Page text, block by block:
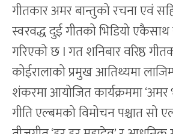
गीतकार अमर बान्तुको रचना एवं
स्वरवद्ध दुई गीतको भिडियो
गरिएको छ l गत शनिबार वरिष्ठ
कोईरालाको प्रमुख आतिथ्यमा
शंकरमा आयोजित कार्यक्रममा ‘अमर
गीति एल्बमको विमोचन पश्चात सो